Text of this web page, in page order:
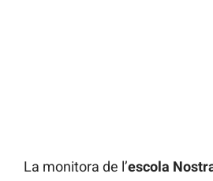
La monitora de l’escola